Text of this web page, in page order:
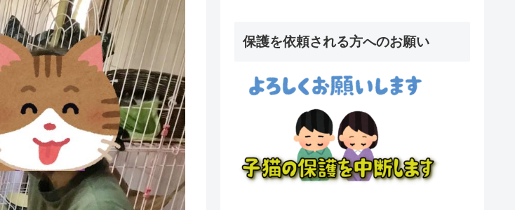
保護を依頼される方へのお願い